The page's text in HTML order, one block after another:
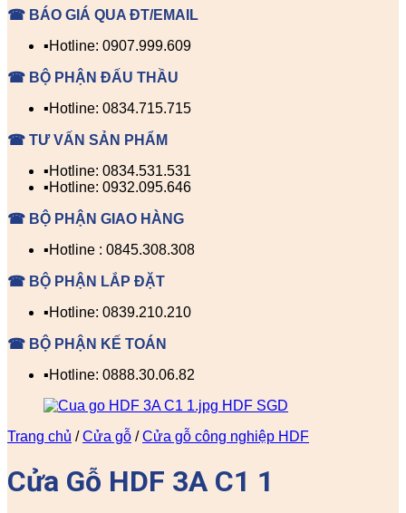
☎ BÁO GIÁ QUA ĐT/EMAIL
▪️Hotline: 0907.999.609
☎ BỘ PHẬN ĐẤU THẦU
▪️Hotline: 0834.715.715
☎ TƯ VẤN SẢN PHẨM
▪️Hotline: 0834.531.531
▪️Hotline: 0932.095.646
☎ BỘ PHẬN GIAO HÀNG
▪️Hotline : 0845.308.308
☎ BỘ PHẬN LẮP ĐẶT
▪️Hotline: 0839.210.210
☎ BỘ PHẬN KẾ TOÁN
▪️Hotline: 0888.30.06.82
Trang chủ / Cửa gỗ / Cửa gỗ công nghiệp HDF
Cửa Gỗ HDF 3A C1 1